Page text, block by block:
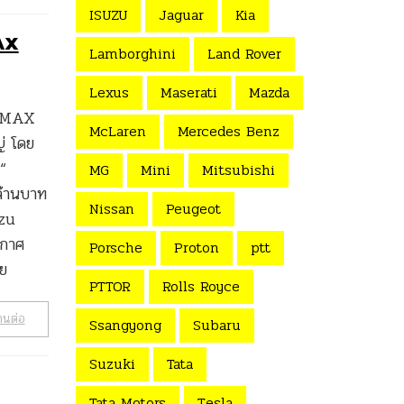
โดย
นบาท
าศ
นต่อ
ISUZU Jaguar
Kia
Lamborghini
Land Rover
Lexus
Maserati
Mazda
McLaren
Mercedes Benz
MG
Mini
Mitsubishi
Nissan
Peugeot
Porsche
Proton
ptt
PTTOR
Rolls Royce
Ssangyong
Subaru
Suzuki
Tata